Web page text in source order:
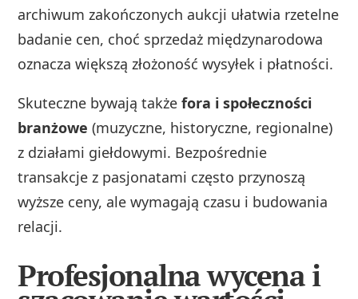
archiwum zakończonych aukcji ułatwia rzetelne
badanie cen, choć sprzedaż międzynarodowa
oznacza większą złożoność wysyłek i płatności.
Skuteczne bywają takżefora i społeczności
branżowe (muzyczne, historyczne, regionalne)
z działami giełdowymi. Bezpośrednie
transakcje z pasjonatami często przynoszą
wyższe ceny, ale wymagają czasu i budowania
relacji.
Profesjonalna wycena i